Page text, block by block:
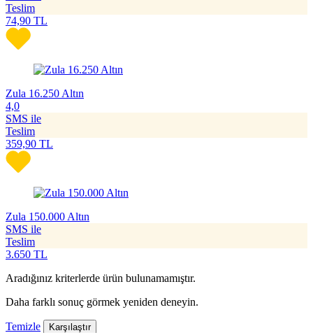
Teslim
74,90 TL
Zula 16.250 Altın
4,0
SMS ile
Teslim
359,90 TL
Zula 150.000 Altın
SMS ile
Teslim
3.650 TL
Aradığınız kriterlerde ürün bulunamamıştır.
Daha farklı sonuç görmek yeniden deneyin.
Temizle Karşılaştır